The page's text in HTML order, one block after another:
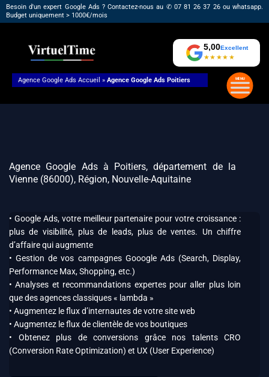
Besoin d'un expert Google Ads ? Contactez-nous au ✆ 07 81 26 37 26 ou whatsapp.
Budget uniquement > 1000€/mois
Aller
au
contenu
Agence Google Ads Accueil » Agence Google Ads Poitiers
Agence Google Ads à Poitiers, département de la
Vienne (86000), Région, Nouvelle-Aquitaine
• Google Ads, votre meilleur partenaire pour votre croissance :
plus de visibilité, plus de leads, plus de ventes. Un chiffre
d’affaire qui augmente
• Gestion de vos campagnes Gooogle Ads (Search, Display,
Performance Max, Shopping, etc.)
• Analyses et recommandations expertes pour aller plus loin
que des agences classiques « lambda »
• Augmentez le flux d’internautes de votre site web
• Augmentez le flux de clientèle de vos boutiques
• Obtenez plus de conversions grâce nos talents CRO
(Conversion Rate Optimization) et UX (User Experience)
5,00Excellent
★★★★★